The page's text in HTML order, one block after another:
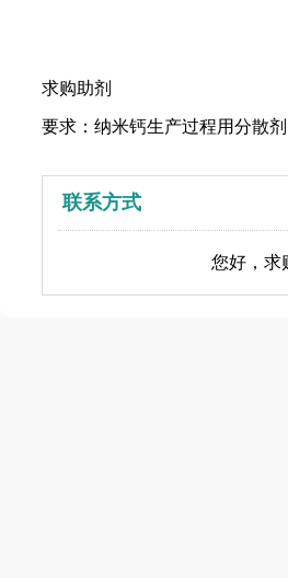
求购助剂
要求：纳米钙生产过程用分散
联系方式
您好，求